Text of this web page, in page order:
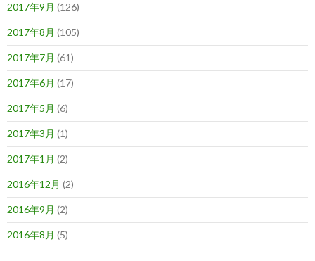
2017年9月 (126)
2017年8月 (105)
2017年7月 (61)
2017年6月 (17)
2017年5月 (6)
2017年3月 (1)
2017年1月 (2)
2016年12月 (2)
2016年9月 (2)
2016年8月 (5)